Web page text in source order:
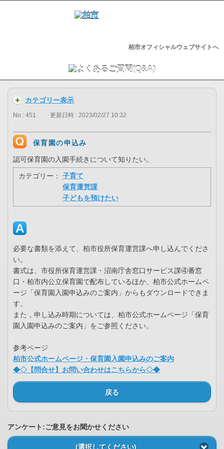
柏市オフィシャルウェブサイトへ
カテゴリー表示
No : 451 更新日時 : 2023/02/27 10:32
保育園の申込み
認可保育園の入園手続きについて知りたい。
カテゴリー：
子育て
保育運営課
子どもを預けたい
必要な書類を添えて、柏市役所保育運営課へ申し込んでくださ
い。
書式は、市役所保育運営課・沼南庁舎窓口サービス課④番窓
口・柏市内公立保育園で配布しているほか、柏市公式ホームペ
ージ「保育園入園申込みのご案内」からもダウンロードできま
す。
また，申し込み時期については、柏市公式ホームページ「保育
園入園申込みのご案内」をご参照ください。
参考ページ
柏市公式ホームページ・保育園入園申込みのご案内
◆◇【問合せ】お問い合わせはこちらから◇◆
戻る
アンケート:ご意見をお聞かせください
(選択してください)